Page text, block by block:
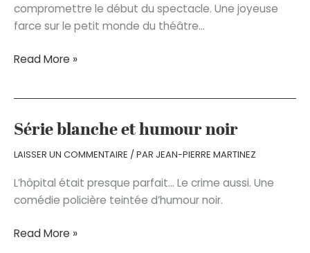
compromettre le début du spectacle. Une joyeuse
farce sur le petit monde du théâtre…
Revers
Read More »
Série blanche et humour noir
LAISSER UN COMMENTAIRE / PAR JEAN-PIERRE MARTINEZ
L’hôpital était presque parfait… Le crime aussi. Une
comédie policière teintée d’humour noir.
Série
Read More »